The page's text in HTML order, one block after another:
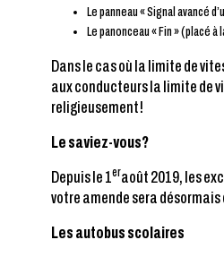
Le panneau « Signal avancé
Le panonceau « Fin » (placé
Dans le cas où la limite de
aux conducteurs la limite de
religieusement!
Le saviez-vous?
Depuis le 1eraoût 2019, les
votre amende sera désormais
Les autobus scolaires